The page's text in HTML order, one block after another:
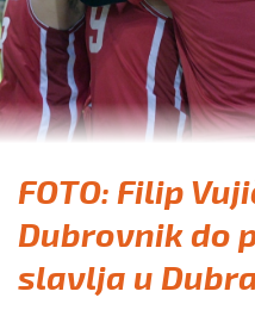
FOTO: Filip
Dubrovnik do
slavlja u